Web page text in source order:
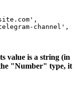
channel',
value is a string (in
"Number" type, it